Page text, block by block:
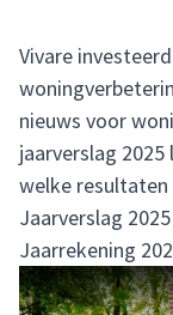
Vivare
nieuws voor
jaarverslag
welke
Jaarverslag 2025
Jaarrekening